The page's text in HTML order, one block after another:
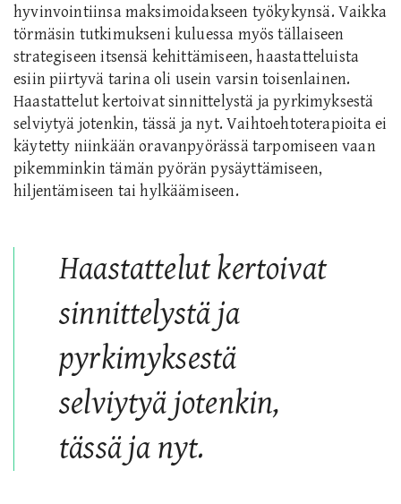
hyvinvointiinsa maksimoidakseen työkykynsä. Vaikka
törmäsin tutkimukseni kuluessa myös tällaiseen
strategiseen itsensä kehittämiseen, haastatteluista
esiin piirtyvä tarina oli usein varsin toisenlainen.
Haastattelut kertoivat sinnittelystä ja pyrkimyksestä
selviytyä jotenkin, tässä ja nyt. Vaihtoehtoterapioita ei
käytetty niinkään oravanpyörässä tarpomiseen vaan
pikemminkin tämän pyörän pysäyttämiseen,
hiljentämiseen tai hylkäämiseen.
Haastattelut kertoivat
sinnittelystä ja
pyrkimyksestä
selviytyä jotenkin,
tässä ja nyt.